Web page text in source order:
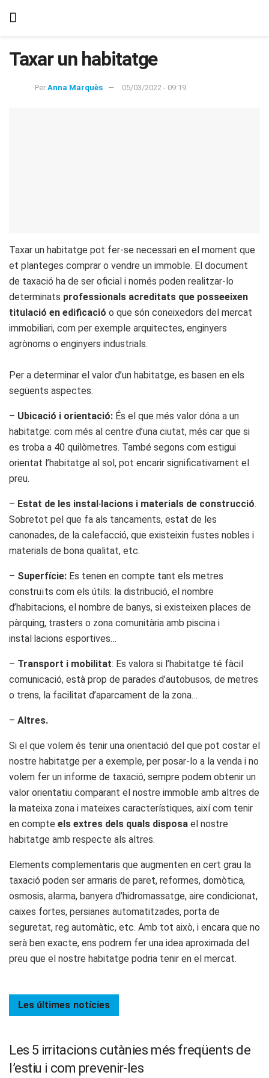
Taxar un habitatge
Per Anna Marquès 05/03/2022 - 09:19
Taxar un habitatge pot fer-se necessari en el moment que
et planteges comprar o vendre un immoble. El document
de taxació ha de ser oficial i només poden realitzar-lo
determinats professionals acreditats que posseeixen
titulació en edificació o que són coneixedors del mercat
immobiliari, com per exemple arquitectes, enginyers
agrònoms o enginyers industrials.
Per a determinar el valor d’un habitatge, es basen en els
següents aspectes:
– Ubicació i orientació: És el que més valor dóna a un
habitatge: com més al centre d’una ciutat, més car que si
es troba a 40 quilòmetres. També segons com estigui
orientat l’habitatge al sol, pot encarir significativament el
preu.
– Estat de les instal·lacions i materials de construcció.
Sobretot pel que fa als tancaments, estat de les
canonades, de la calefacció, que existeixin fustes nobles i
materials de bona qualitat, etc.
– Superfície: Es tenen en compte tant els metres
construïts com els útils: la distribució, el nombre
d’habitacions, el nombre de banys, si existeixen places de
pàrquing, trasters o zona comunitària amb piscina i
instal·lacions esportives…
– Transport i mobilitat: Es valora si l’habitatge té fàcil
comunicació, està prop de parades d’autobusos, de metres
o trens, la facilitat d’aparcament de la zona…
– Altres.
Si el que volem és tenir una orientació del que pot costar el
nostre habitatge per a exemple, per posar-lo a la venda i no
volem fer un informe de taxació, sempre podem obtenir un
valor orientatiu comparant el nostre immoble amb altres de
la mateixa zona i mateixes característiques, així com tenir
en compte els extres dels quals disposa el nostre
habitatge amb respecte als altres.
Elements complementaris que augmenten en cert grau la
taxació poden ser armaris de paret, reformes, domòtica,
osmosis, alarma, banyera d’hidromassatge, aire condicionat,
caixes fortes, persianes automatitzades, porta de
seguretat, reg automàtic, etc. Amb tot això, i encara que no
serà ben exacte, ens podrem fer una idea aproximada del
preu que el nostre habitatge podria tenir en el mercat.
Les últimes notícies
Les 5 irritacions cutànies més freqüents de
l’estiu i com prevenir-les